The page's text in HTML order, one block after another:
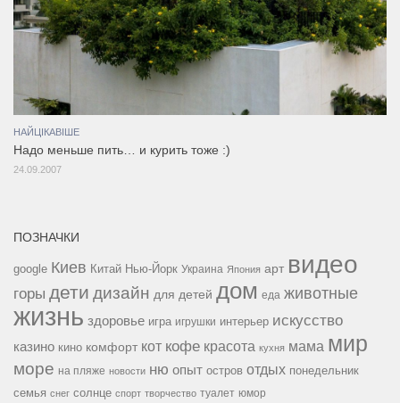
НАЙЦІКАВІШЕ
Надо меньше пить… и курить тоже :)
24.09.2007
ПОЗНАЧКИ
google Киев Китай Нью-Йорк Украина Япония арт видео
горы дети дизайн для детей дом еда животные
жизнь здоровье игра игрушки интерьер искусство
казино кино комфорт кот кофе красота кухня мама мир
море на пляже новости ню опыт остров отдых понедельник
семья снег солнце спорт творчество туалет юмор